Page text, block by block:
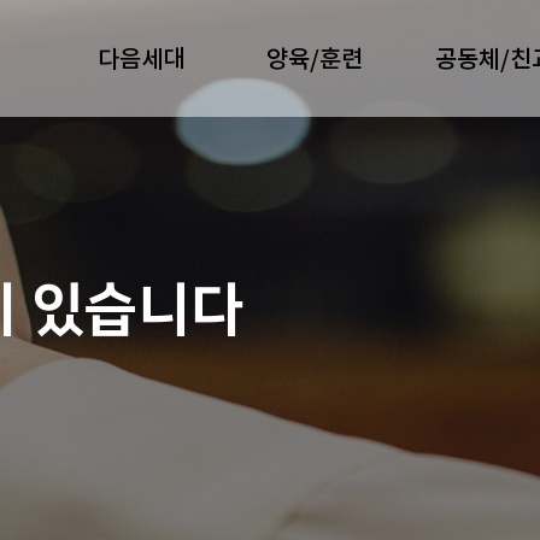
다음세대 양육/훈련 공동체/친
있습니다